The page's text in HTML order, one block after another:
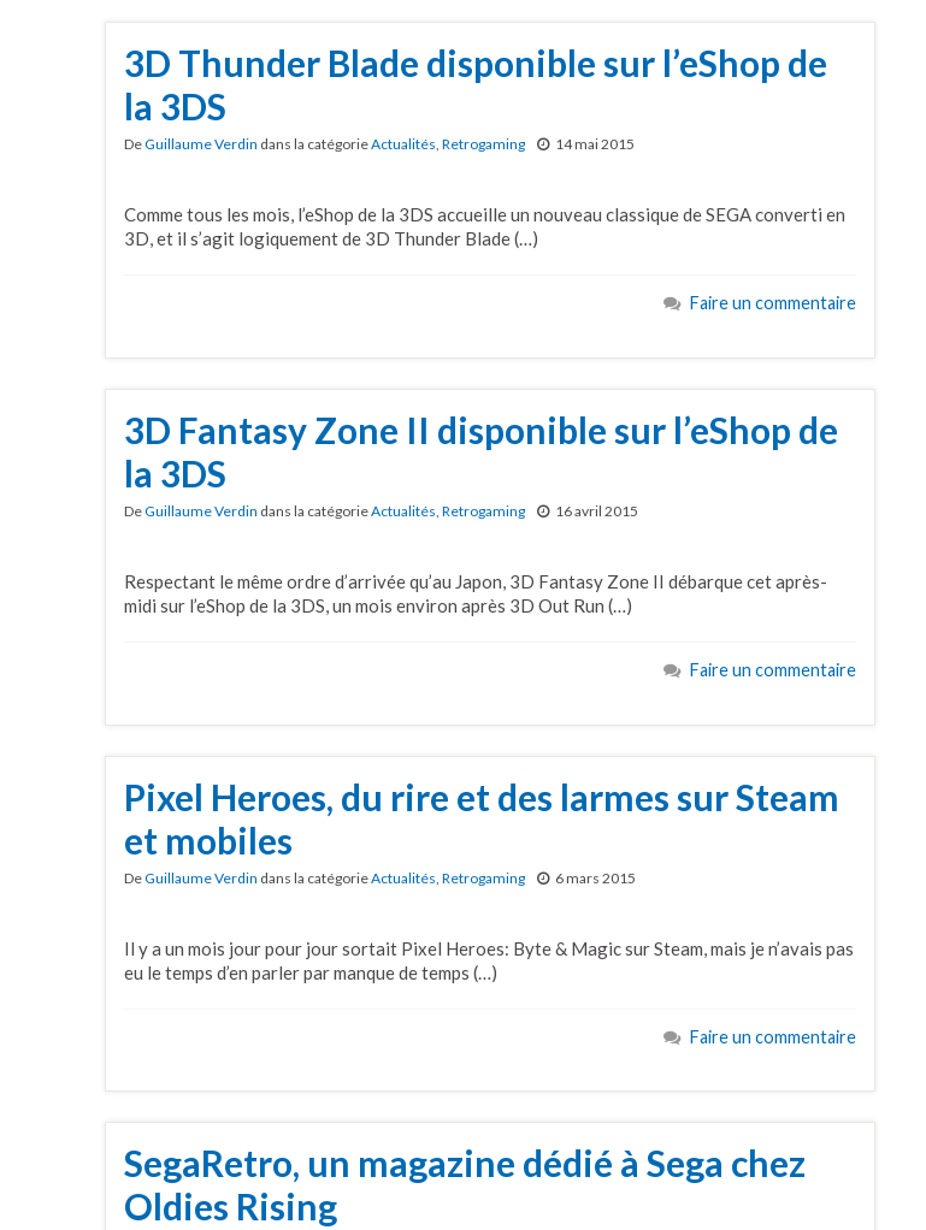
3D Thunder Blade disponible sur l’eShop de
la 3DS
DeGuillaume Verdin dans la catégorieActualités, Retrogaming 14 mai 2015
Comme tous les mois, l’eShop de la 3DS accueille un nouveau classique de SEGA converti en
3D, et il s’agit logiquement de 3D Thunder Blade (…)
Faire un commentaire
3D Fantasy Zone II disponible sur l’eShop de
la 3DS
DeGuillaume Verdin dans la catégorieActualités Retrogaming 16 avril 2015
Respectant le même ordre d’arrivée qu’au Japon, 3D Fantasy Zone II débarque cet après-
midi sur l’eShop de la 3DS, un mois environ après 3D Out Run (…)
Faire un commentaire
Pixel Heroes, du rire et des larmes sur Steam
et mobiles
DeGuillaume Verdin dans la catégorieActualités Retrogaming 6 mars 2015
Il y a un mois jour pour jour sortait Pixel Heroes: Byte & Magic sur Steam, mais je n’avais pas
eu le temps d’en parler par manque de temps (…)
Faire un commentaire
SegaRetro, un magazine dédié à Sega chez
Oldies Rising